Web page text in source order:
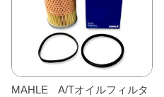
MAHLE A/Tオイルフィルタ